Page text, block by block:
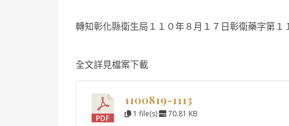
轉知彰化縣衛生局１１０年８月１７日彰衛藥字第１
全文詳見檔案下載
1100819-1113
1 file(s) 70.81 KB